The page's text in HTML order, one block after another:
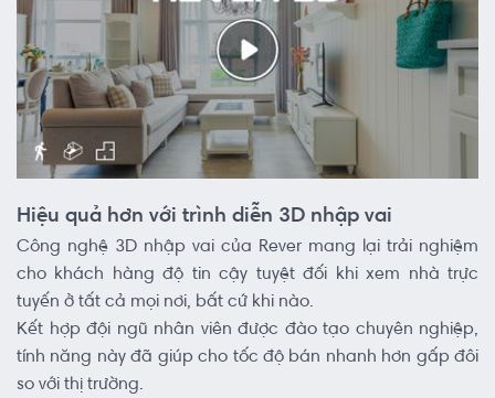
Hiệu quả hơn với trình diễn 3D nhập vai
Công nghệ 3D nhập vai của Rever mang lại trải nghiệm
cho khách hàng độ tin cậy tuyệt đối khi xem nhà trực
tuyến ở tất cả mọi nơi, bất cứ khi nào.
Kết hợp đội ngũ nhân viên được đào tạo chuyên nghiệp,
tính năng này đã giúp cho tốc độ bán nhanh hơn gấp đôi
so với thị trường.